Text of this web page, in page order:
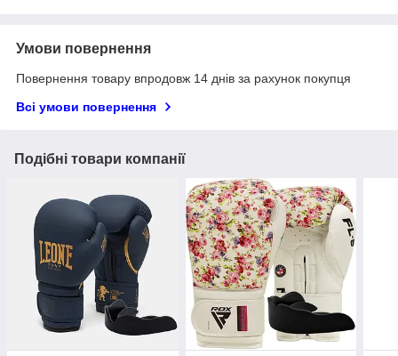
Умови повернення
Повернення товару впродовж 14 днів за рахунок покупця
Всі умови повернення
Подібні товари компанії